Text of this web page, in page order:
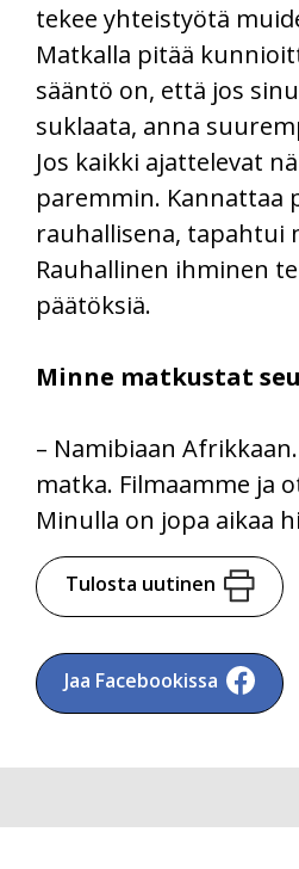
tekee yhteistyötä
Matkalla pitää
sääntö on, että jos
suklaata, anna
Jos kaikki ajattelevat
paremmin. Kannattaa
rauhallisena, tapahtui
Rauhallinen ihminen
päätöksiä.
Minne matkustat
– Namibiaan
matka. Filmaamme ja
Minulla on jopa aikaa
Tulosta uutinen
Jaa Facebookissa